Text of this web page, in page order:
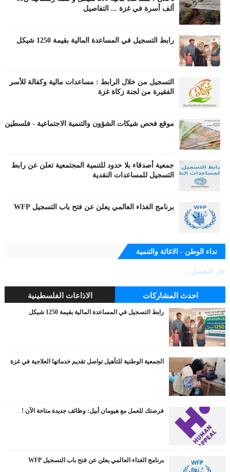
ألف أسرة في غزة ... التفاصيل
رابط التسجيل في المساعدة المالية بقيمة 1250 شيكل
التسجيل من خلال الرابط : مساعدات مالية وكفالة للأسر
الفقيرة من لجنة زكاة غزة
موقع فحص شيكات الشؤون والتنمية الاجتماعية - فلسطين
جمعية أصدقاء بلا حدود للتنمية المجتمعية تعلن عن رابط
التسجيل للمساعدات النقدية
برنامج الغذاء العالمي يعلن عن فتح باب التسجيل WFP
نداء الوطن - الاغاثة والتنمية
جارٍ التحميل...
احدث المشاركات الاذاعات الفلسطينية
رابط التسجيل في المساعدة المالية بقيمة 1250 شيكل
الجمعية الوطنية للتأهيل تواصل تقديم خدماتها العلاجية في غزة
فرصتك للعمل مع هيومان أبيل: وظائف جديدة متاحة الآن !
برنامج الغذاء العالمي يعلن عن فتح باب التسجيل WFP